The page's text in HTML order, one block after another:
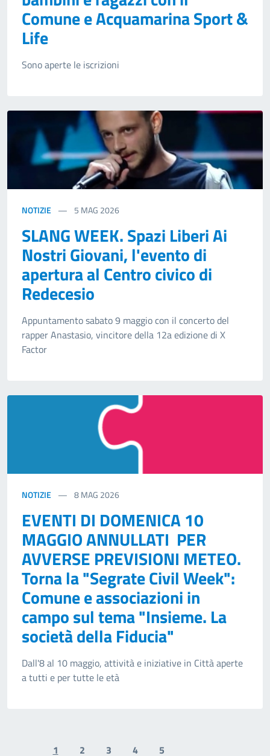
Comune e Acquamarina Sport &
Life
Sono aperte le iscrizioni
NOTIZIE 5 MAG 2026
SLANG WEEK. Spazi Liberi Ai
Nostri Giovani, l'evento di
apertura al Centro civico di
Redecesio
Appuntamento sabato 9 maggio con il concerto del
rapper Anastasio, vincitore della 12a edizione di X
Factor
NOTIZIE 8MAG 2026
EVENTI DI DOMENICA 10
MAGGIO ANNULLATI PER
AVVERSE PREVISIONI METEO.
Torna la "Segrate Civil Week":
Comune e associazioni in
campo sul tema "Insieme. La
società della Fiducia"
Dall'8 al 10 maggio, attività e iniziative in Città aperte
a tutti e per tutte le età
1 2 3 4 5